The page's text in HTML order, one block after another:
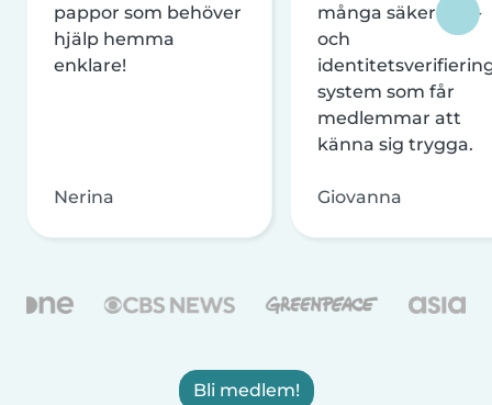
pappor som behöver
hjälp hemma
enklare!
Nerina
många säkerhets-
och
system som får
medlemmar att
känna sig trygga.
Giovanna
Bli medlem!